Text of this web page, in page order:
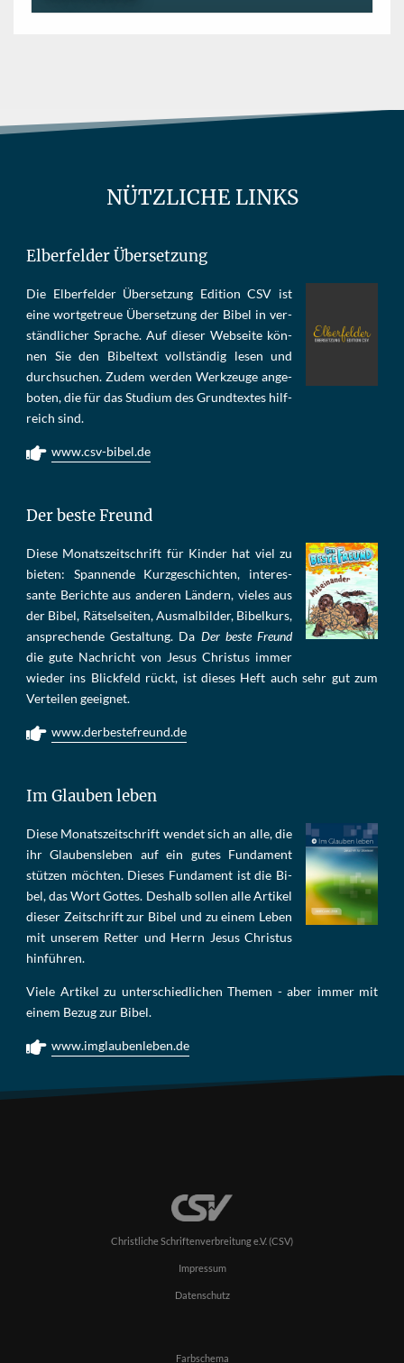
NÜTZLICHE LINKS
Elberfelder Übersetzung
Die Elber­fel­der Über­set­zung Edi­tion CSV ist
eine wort­ge­treue Über­set­zung der Bi­bel in ver­
ständ­li­cher Spra­che. Auf die­ser Web­sei­te kön­
nen Sie den Bi­bel­text voll­stän­dig le­sen und
durch­su­chen. Zu­dem wer­den Werk­zeu­ge an­ge­
bo­ten, die für das Stu­di­um des Grund­tex­tes hilf­
reich sind.
www.csv-bibel.de
Der beste Freund
Die­se Mo­nats­zeit­schrift für Kin­der hat viel zu
bie­ten: Span­nen­de Kurz­ge­schich­ten, in­te­res­
san­te Be­rich­te aus an­de­ren Län­dern, vie­les aus
der Bi­bel, Rät­sel­sei­ten, Aus­mal­bil­der, Bi­bel­kurs,
an­sprech­ende Ge­stal­tung. Da Der beste Freund
die gu­te Nach­richt von Je­sus Chris­tus im­mer
wie­der ins Blick­feld rückt, ist die­ses Heft auch sehr gut zum
Ver­tei­len ge­eig­net.
www.derbestefreund.de
Im Glauben leben
Die­se Mo­nats­zeit­schrift wen­det sich an alle, die
ihr Glau­bens­le­ben auf ein gu­tes Fun­da­ment
stüt­zen möch­ten. Die­ses Fun­da­ment ist die Bi­
bel, das Wort Got­tes. Des­halb sol­len al­le Ar­ti­kel
die­ser Zeit­schrift zur Bi­bel und zu ei­nem Le­ben
mit un­se­rem Ret­ter und Herrn Je­sus Chris­tus
hin­füh­ren.
Viele Artikel zu unterschiedlichen Themen - aber immer mit
einem Bezug zur Bibel.
www.imglaubenleben.de
Christliche Schriftenverbreitung e.V. (CSV)
Impressum
Datenschutz
Farbschema